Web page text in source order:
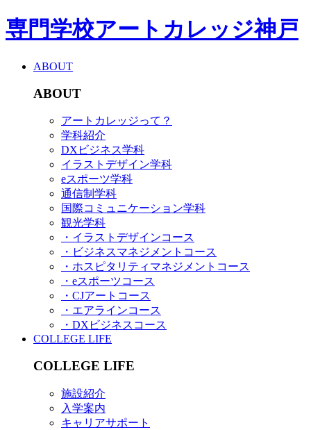
専門学校アートカレッジ神戸
ABOUT
ABOUT
アートカレッジって？
学科紹介
DXビジネス学科
イラストデザイン学科
eスポーツ学科
通信制学科
国際コミュニケーション学科
観光学科
・イラストデザインコース
・ビジネスマネジメントコース
・ホスピタリティマネジメントコース
・eスポーツコース
・CJアートコース
・エアラインコース
・DXビジネスコース
COLLEGE LIFE
COLLEGE LIFE
施設紹介
入学案内
キャリアサポート